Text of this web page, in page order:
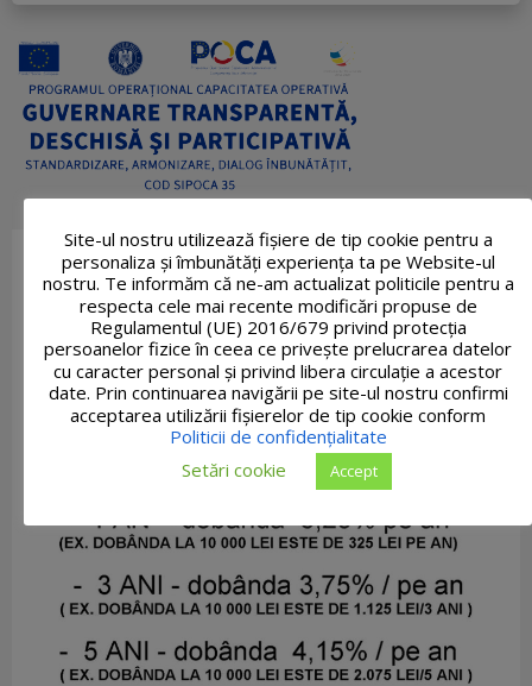
Site-ul nostru utilizează fişiere de tip cookie pentru a
personaliza și îmbunătăți experiența ta pe Website-ul
nostru. Te informăm că ne-am actualizat politicile pentru a
respecta cele mai recente modificări propuse de
Regulamentul (UE) 2016/679 privind protecția
persoanelor fizice în ceea ce privește prelucrarea datelor
cu caracter personal și privind libera circulație a acestor
date. Prin continuarea navigării pe site-ul nostru confirmi
acceptarea utilizării fişierelor de tip cookie conform
Politicii de confidențialitate
Setări cookie
Accept